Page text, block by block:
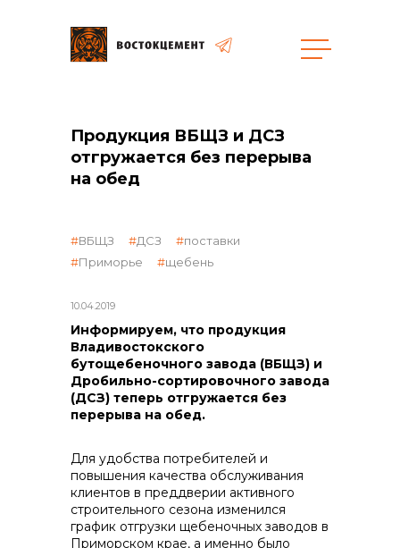
общая информация
объявленные закупки
реализация неликвидов
контакты отдела закупок
Продукция ВБЩЗ и ДСЗ
отгружается без перерыва
на обед
10.04.2019
ВБЩЗ ДСЗ
поставки
Приморье
щебень
Информируем, что продукция
Владивостокского
бутощебеночного завода (ВБЩЗ) и
Дробильно-сортировочного завода
(ДСЗ) теперь отгружается без
перерыва на обед.
Для удобства потребителей и
повышения качества обслуживания
клиентов в преддверии активного
строительного сезона изменился
график отгрузки щебеночных заводов в
Приморском крае, а именно было